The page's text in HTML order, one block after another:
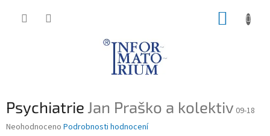
Psychiatrie Jan Praško a kolektiv 09-18
Průměrné
Neohodnoceno Podrobnosti hodnocení